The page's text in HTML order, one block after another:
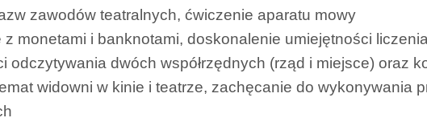
zawodów teatralnych, ćwiczenie aparatu mowy
z monetami i banknotami, doskonalenie umiejętności
odczytywania dwóch współrzędnych (rząd i miejsce) oraz
widowni w kinie i teatrze, zachęcanie do wykonywania